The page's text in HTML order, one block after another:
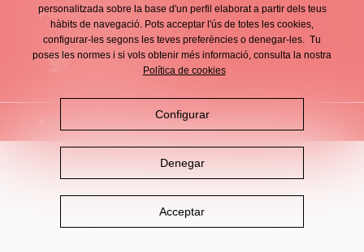
Política de xarxes socials
personalitzada sobre la base d'un perfil elaborat a partir dels teus
hàbits de navegació. Pots acceptar l'ús de totes les cookies,
configurar-les segons les teves preferències o denegar-les. Tu
poses les normes i si vols obtenir més informació, consulta la nostra
Política de cookies
Configurar
Denegar
Acceptar